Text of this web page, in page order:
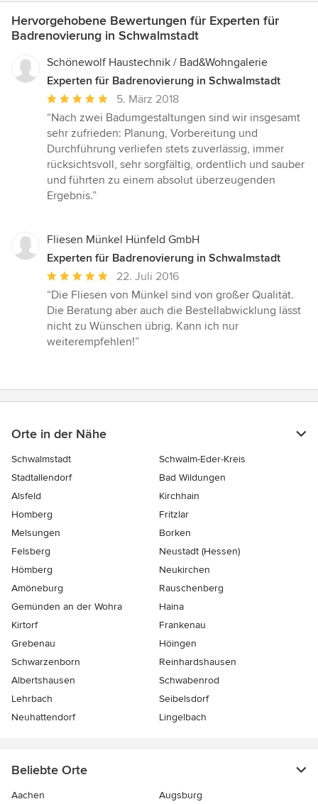
Hervorgehobene Bewertungen für Experten für
Badrenovierung in Schwalmstadt
Schönewolf Haustechnik / Bad&Wohngalerie
Experten für Badrenovierung in Schwalmstadt
Durchschnittliche
Bewertung:
5
von
5
Sternen
5. März 2018
“Nach zwei Badumgestaltungen sind wir insgesamt
sehr zufrieden: Planung, Vorbereitung und
Durchführung verliefen stets zuverlässig, immer
rücksichtsvoll, sehr sorgfältig, ordentlich und sauber
und führten zu einem absolut überzeugenden
Ergebnis.”
Fliesen Münkel Hünfeld GmbH
Experten für Badrenovierung in Schwalmstadt
Durchschnittliche
Bewertung:
5
von
5
22. Juli 2016
“Die Fliesen von Münkel sind von großer Qualität.
Die Beratung aber auch die Bestellabwicklung lässt
nicht zu Wünschen übrig. Kann ich nur
weiterempfehlen!”
Orte in der Nähe
Schwalmstadt
Schwalm-Eder-Kreis
Stadtallendorf
Bad Wildungen
Alsfeld
Kirchhain
Homberg
Fritzlar
Melsungen
Borken
Felsberg
Neustadt (Hessen)
Hömberg
Neukirchen
Amöneburg
Rauschenberg
Gemünden an der Wohra
Haina
Kirtorf
Frankenau
Grebenau
Höingen
Schwarzenborn
Reinhardshausen
Albertshausen
Schwabenrod
Lehrbach
Seibelsdorf
Neuhattendorf
Lingelbach
Beliebte Orte
Aachen Augsburg